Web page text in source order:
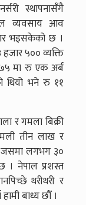
स्थापनासँगै
व्यवसाय आव
भइसकेको छ ।
५०० व्यक्ति
मा रु एक अर्ब
थियो भने रु ११
र गमला बिक्री
तीन लाख र
जसमा लगभग ३०
। नेपाल प्रशस्त
थरीथरी र
बाध्य छौँ ।